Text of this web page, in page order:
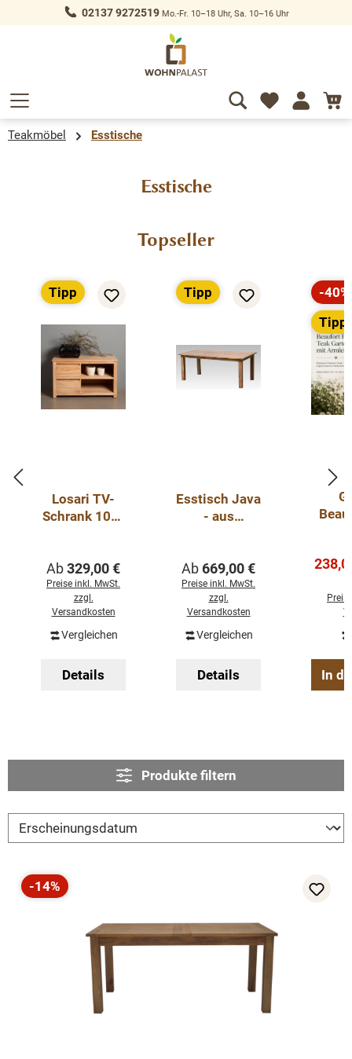
springen 02137 9272519Mo.-Fr. 10–18 Uhr, Sa. 10–16 Uhr
Teakmöbel Esstische
Esstische
Produktgalerie überspringen
Topseller
Tipp
Losari TV-
Schrank 100-
s Teakholz
Regulärer Preis:
Ab329,00 €
Preise inkl. MwSt.
zzgl.
Versandkosten
Vergleichen
Details
Tipp
Esstisch Java
- aus
verschiedene
Varianten
Regulärer Preis:
Ab669,00 €
Preise inkl. MwSt.
zzgl.
Versandkosten
Vergleichen
Details
-40%
Tipp
In
Produkte filtern
Rabatt
-14%